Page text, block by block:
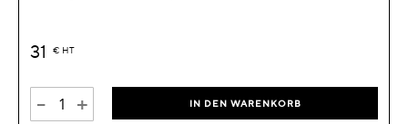
31 € HT
- + IN DEN WARENKORB